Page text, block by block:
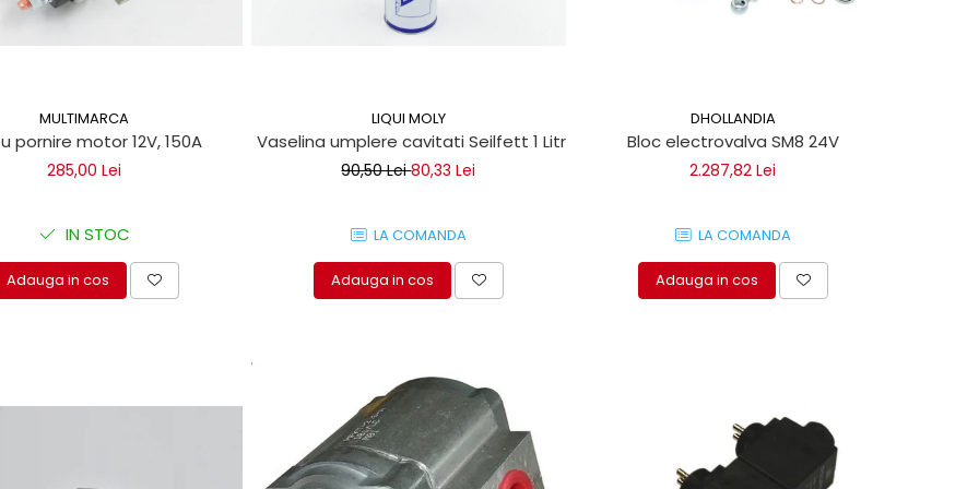
MULTIMARCA
pornire motor 12V, 150A
285,00 Lei
IN STOC
Adauga in cos
LIQUI MOLY
Vaselina umplere cavitati Seilfett 1 Litru
90,50 Lei80,33 Lei
LA COMANDA
Adauga in cos
DHOLLANDIA
Bloc electrovalva SM8 24V
2.287,82 Lei
LA COMANDA
Adauga in cos